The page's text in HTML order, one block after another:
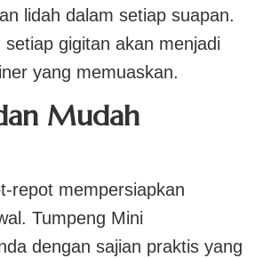
lidah dalam setiap suapan.
gigitan akan menjadi
yang memuaskan.
Mudah
repot mempersiapkan
Tumpeng Mini
dengan sajian praktis yang